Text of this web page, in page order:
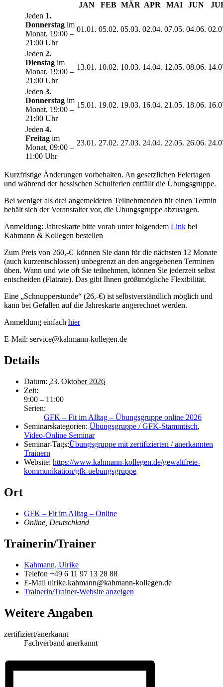
JAN FEB MÄR APR MAI JUN
Jeden 1.
Donnerstag im
Monat, 19:00 –
21:00 Uhr
01.01. 05.02. 05.03. 02.04. 07.05. 04.06.
Jeden 2.
Dienstag im
Monat, 19:00 –
21:00 Uhr
13.01. 10.02. 10.03. 14.04. 12.05. 08.06.
Jeden 3.
Donnerstag im
Monat, 19:00 –
21:00 Uhr
15.01. 19.02. 19.03. 16.04. 21.05. 18.06.
Jeden 4.
Freitag im
Monat, 09:00 –
11:00 Uhr
23.01. 27.02. 27.03. 24.04. 22.05. 26.06.
Kurzfristige Änderungen vorbehalten. An gesetzlichen Feiertagen
und während der hessischen Schulferien entfällt die Übungsgruppe.
Bei weniger als drei angemeldeten Teilnehmenden für einen Termin
behält sich der Veranstalter vor, die Übungsgruppe abzusagen.
Anmeldung: Jahreskarte bitte vorab unter folgendem Link bei
Kahmann & Kollegen bestellen
Zum Preis von 260,-€ können Sie dann für die nächsten 12 Monate
(auch kurzentschlossen) unbegrenzt an den angegebenen Terminen
üben. Wann und wie oft Sie teilnehmen, können Sie jederzeit selbst
entscheiden (Flatrate). Das gibt Ihnen größtmögliche Flexibilität.
Eine „Schnupperstunde“ (26,-€) ist selbstverständlich möglich und
kann bei Gefallen auf die Jahreskarte angerechnet werden.
Anmeldung einfach hier
E-Mail: service@kahmann-kollegen.de
Details
Datum: 23. Oktober 2026
Zeit:
9:00 – 11:00
Serien:
GFK – Fit im Alltag – Übungsgruppe online 2026
Seminarskategorien: Übungsgruppe / GFK-Stammtisch,
Video-Online Seminar
Seminar-Tags:Übungsgruppe mit zertifizierten / anerkannten
Trainern
Website: https://www.kahmann-kollegen.de/gewaltfreie-
kommunikation/gfk-uebungsgruppe
Ort
GFK – Fit im Alltag – Online
Online Deutschland
Trainerin/Trainer
Kahmann, Ulrike
Telefon +49 6 11 97 13 28 88
E-Mail ulrike.kahmann@kahmann-kollegen.de
Trainerin/Trainer-Website anzeigen
Weitere Angaben
zertifiziert/anerkannt
Fachverband anerkannt